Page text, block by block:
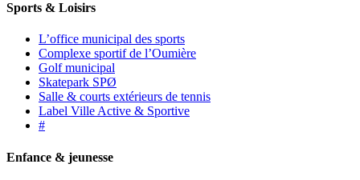
Sports & Loisirs
L’office municipal des sports
Complexe sportif de l’Oumière
Golf municipal
Skatepark SPØ
Salle & courts extérieurs de tennis
Label Ville Active & Sportive
#
Enfance & jeunesse